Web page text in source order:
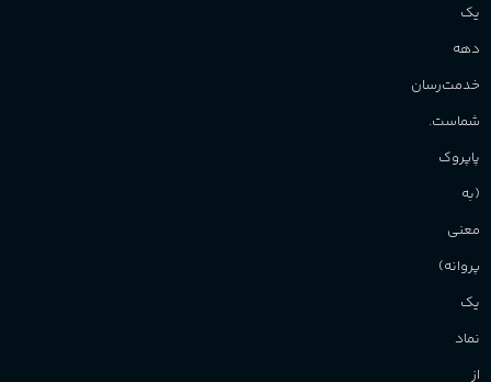
مناسب برای
آقایان
یک
دهه
خدمت‌رسان
شماست.
پاپروک
(به
معنی
پروانه)
یک
نماد
از